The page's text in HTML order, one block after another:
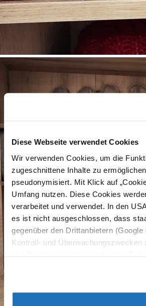
Diese Webseite verwendet Cookies
Wir verwenden Cookies, um die
zugeschnittene Inhalte zu
pseudonymisiert. Mit Klick auf
Umfang nutzen. Diese Cookies
verarbeitet und verwendet. In den
es ist nicht ausgeschlossen, dass
gegenüber den Drittanbietern
Kontroll- und
Internetanbieter, Endgerät und
zu Cookies und einer möglichen
©